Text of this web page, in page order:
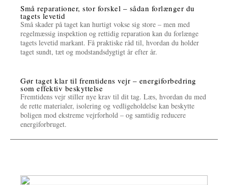
Små reparationer, stor forskel – sådan forlænger du
tagets levetid
Små skader på taget kan hurtigt vokse sig store – men med
regelmæssig inspektion og rettidig reparation kan du forlænge
tagets levetid markant. Få praktiske råd til, hvordan du holder
taget sundt, tæt og modstandsdygtigt år efter år.
Gør taget klar til fremtidens vejr – energiforbedring
som effektiv beskyttelse
Fremtidens vejr stiller nye krav til dit tag. Læs, hvordan du med
de rette materialer, isolering og vedligeholdelse kan beskytte
boligen mod ekstreme vejrforhold – og samtidig reducere
energiforbruget.